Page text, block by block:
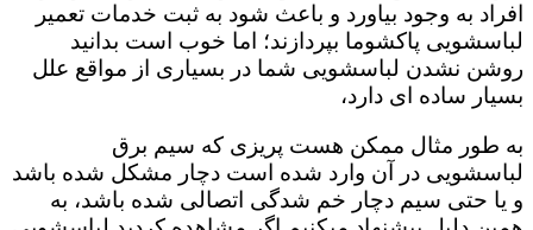
افراد به وجود بیاورد و باعث شود به ثبت خدمات تعمیر
لباسشویی پاکشوما بپردازند؛ اما خوب است بدانید
روشن نشدن لباسشویی شما در بسیاری از مواقع علل
بسیار ساده ای دارد،
به طور مثال ممکن هست پریزی که سیم برق
لباسشویی در آن وارد شده است دچار مشکل شده باشد
و یا حتی سیم دچار خم شدگی اتصالی شده باشد، به